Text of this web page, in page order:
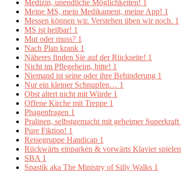
Medizin, unendliche Möglichkeiten! 1
Meine MS, mein Medikament, meine App! 1
Messen können wir. Verstehen üben wir noch. 1
MS ist heilbar! 1
Mut oder muss? 1
Nach Plan krank 1
Näheres finden Sie auf der Rückseite! 1
Nicht im Pflegeheim, bitte! 1
Niemand ist seine oder ihre Behinderung 1
Nur ein kleiner Schnupfen… 1
Obst altert nicht mit Würde 1
Offene Kirche mit Treppe 1
Phagenfragen 1
Pralinen, selbstgemacht mit geheimer Superkraft
Pure Fiktion! 1
Reisegruppe Handicap 1
Rückwärts einparken & vorwärts Klavier spielen
SBA 1
Spastik aka The Ministry of Silly Walks 1